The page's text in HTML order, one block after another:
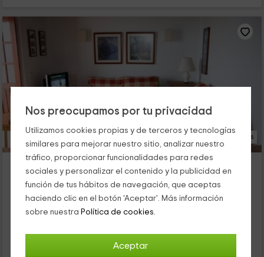
Nos preocupamos por tu privacidad
Utilizamos cookies propias y de terceros y tecnologías
similares para mejorar nuestro sitio, analizar nuestro
tráfico, proporcionar funcionalidades para redes
sociales y personalizar el contenido y la publicidad en
función de tus hábitos de navegación, que aceptas
haciendo clic en el botón 'Aceptar'. Más información
sobre nuestra Política de cookies.
Aceptar
11 Fotos
Casa rural La Era
Valverde, El Hierro
Reservado 2 veces
Alquiler íntegro
2 habitaciones
municipio de Valverde, en la zona norte de la isla del Hierro,